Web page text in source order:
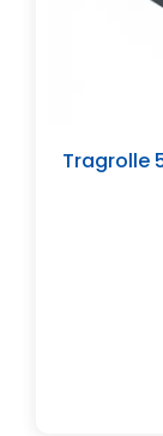
Tragrolle